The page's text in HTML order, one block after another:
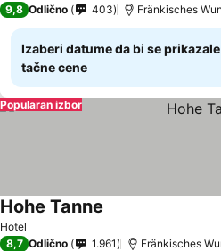
9,8 Odlično 403
Izaberi datume da bi se prikazale
tačne cene
Popularan izbor
Hotel
Hohe Tanne
8,7 Odlično 1.961